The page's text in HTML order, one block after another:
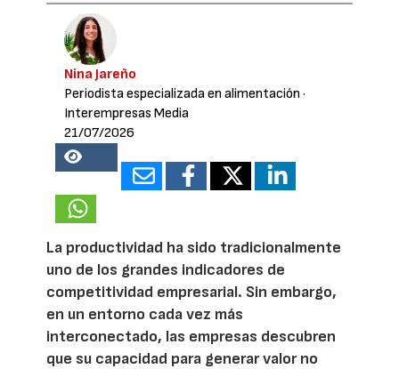
Nina Jareño
Periodista especializada en alimentación ·
Interempresas Media
21/07/2026
18644
La productividad ha sido tradicionalmente
uno de los grandes indicadores de
competitividad empresarial. Sin embargo,
en un entorno cada vez más
interconectado, las empresas descubren
que su capacidad para generar valor no